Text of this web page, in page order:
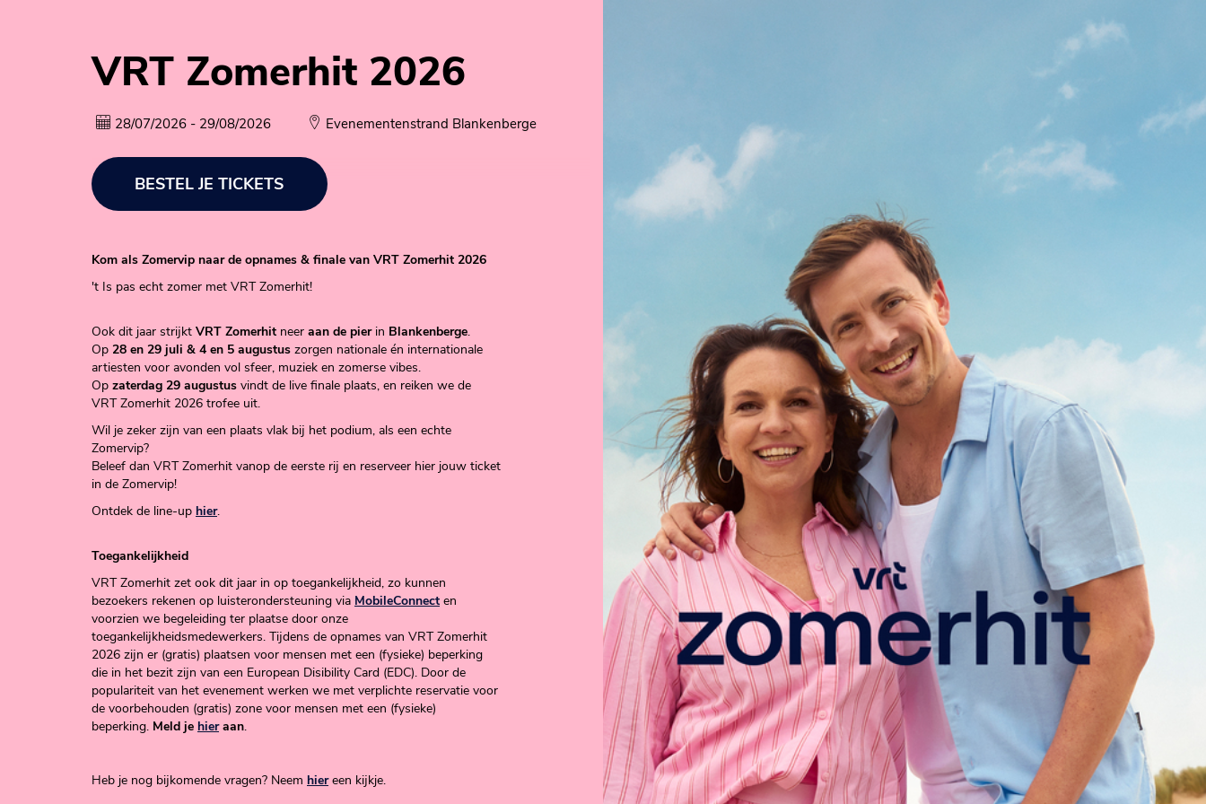
VRT Zomerhit 2026
28/07/2026 - 29/08/2026 Evenementenstrand Blankenberge
BESTEL JE TICKETS
Kom als Zomervip naar de opnames & finale van VRT Zomerhit 2026
't Is pas echt zomer met VRT Zomerhit!
Ook dit jaar strijkt VRT Zomerhit neer aan de pier in Blankenberge.
Op 28 en 29 juli & 4 en 5 augustus zorgen nationale én internationale
artiesten voor avonden vol sfeer, muziek en zomerse vibes.
Op zaterdag 29 augustus vindt de live finale plaats, en reiken we de
VRT Zomerhit 2026 trofee uit.
Wil je zeker zijn van een plaats vlak bij het podium, als een echte
Zomervip?
Beleef dan VRT Zomerhit vanop de eerste rij en reserveer hier jouw ticket
in de Zomervip!
Ontdek de line-up hier.
Toegankelijkheid
VRT Zomerhit zet ook dit jaar in op toegankelijkheid, zo kunnen
bezoekers rekenen op luisterondersteuning via MobileConnect en
voorzien we begeleiding ter plaatse door onze
toegankelijkheidsmedewerkers. Tijdens de opnames van VRT Zomerhit
2026 zijn er (gratis) plaatsen voor mensen met een (fysieke) beperking
die in het bezit zijn van een European Disibility Card (EDC). Door de
populariteit van het evenement werken we met verplichte reservatie voor
de voorbehouden (gratis) zone voor mensen met een (fysieke)
beperking. Meld je hieraan.
Heb je nog bijkomende vragen? Neem hier een kijkje.